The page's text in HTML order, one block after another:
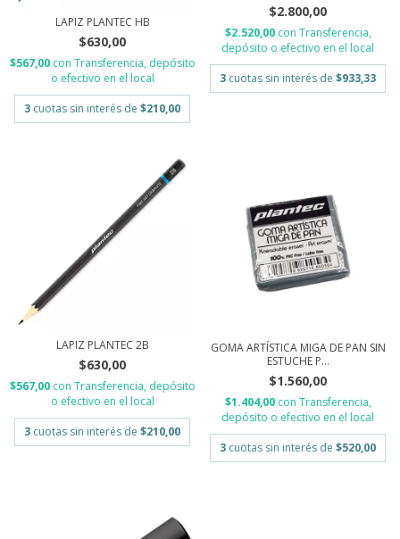
LAPIZ PLANTEC HB
$630,00
$567,00 con Transferencia, depósito
o efectivo en el local
3 cuotas sin interés de $210,00
$2.800,00
$2.520,00 con Transferencia,
depósito o efectivo en el local
3 cuotas sin interés de $933,33
LAPIZ PLANTEC 2B
$630,00
$567,00 con Transferencia, depósito
o efectivo en el local
3 cuotas sin interés de $210,00
GOMA ARTÍSTICA MIGA DE PAN SIN
ESTUCHE P...
$1.560,00
$1.404,00 con Transferencia,
depósito o efectivo en el local
3 cuotas sin interés de $520,00